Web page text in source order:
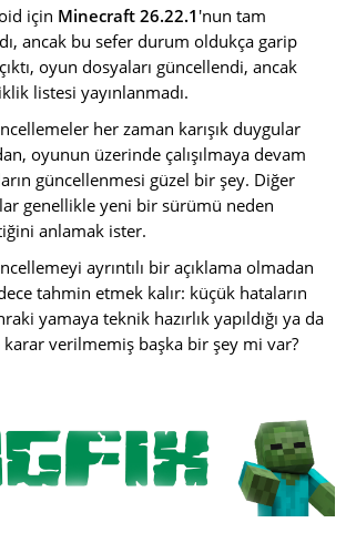
için Minecraft 26.22.1 'nun tam
ancak bu sefer durum oldukça garip
oyun dosyaları güncellendi, ancak
listesi yayınlanmadı.
her zaman karışık duygular
oyunun üzerinde çalışılmaya devam
güncellenmesi güzel bir şey. Diğer
genellikle yeni bir sürümü neden
anlamak ister.
ayrıntılı bir açıklama olmadan
tahmin etmek kalır: küçük hataların
yamaya teknik hazırlık yapıldığı ya da
verilmemiş başka bir şey mi var?